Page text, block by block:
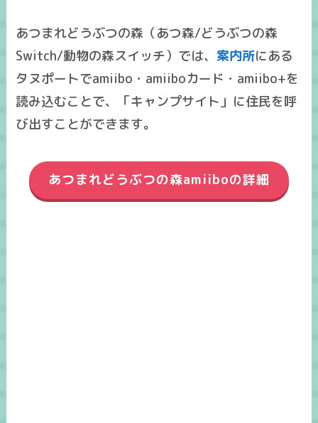
あつまれどうぶつの森（あつ森/どうぶつの森
Switch/動物の森スイッチ）では、 案内所にある
タヌポートでamiibo・amiiboカード・amiibo+を
読み込むことで、「キャンプサイト」に住民を呼
び出すことができます。
あつまれどうぶつの森amiiboの詳細